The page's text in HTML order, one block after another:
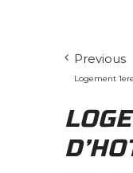
Previous
Logement